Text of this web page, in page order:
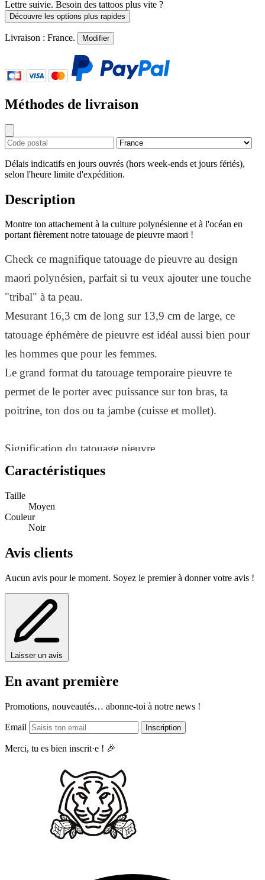
Lettre suivie. Besoin des tattoos plus vite ?
Découvre les options plus rapides
Livraison : France. Modifier
Méthodes de livraison
Délais indicatifs en jours ouvrés (hors week-ends et jours fériés),
selon l'heure limite d'expédition.
Description
Montre ton attachement à la culture polynésienne et à l'océan en
portant fièrement notre tatouage de pieuvre maori !
Check ce magnifique tatouage de pieuvre au design
maori polynésien, parfait si tu veux ajouter une touche
"tribal" à ta peau.
Mesurant 16,3 cm de long sur 13,9 cm de large, ce
tatouage éphémère de pieuvre est idéal aussi bien pour
les hommes que pour les femmes.
Le grand format du tatouage temporaire pieuvre te
permet de le porter avec puissance sur ton bras, ta
poitrine, ton dos ou ta jambe (cuisse et mollet).
Signification du tatouage pieuvre
Tu es passionné par la mer ou simplement un fan du
différentes significations:
L'intelligence et la sagesse
La flexibilité et l'adaptabilité face aux défis
La profondeur émotionnelle
Le mystère et la complexité
Caractéristiques
Taille
Moyen
Couleur
Noir
Avis clients
Aucun avis pour le moment. Soyez le premier à donner votre avis !
Laisser un avis
En avant première
Promotions, nouveautés… abonne-toi à notre news !
Email Inscription
Merci, tu es bien inscrit·e ! 🎉